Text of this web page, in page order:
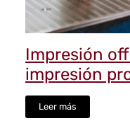
Impresión
impresión
Leer más